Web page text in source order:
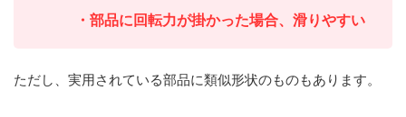
・部品に回転力が掛かった場合、滑りやすい
ただし、実用されている部品に類似形状のものもあります。